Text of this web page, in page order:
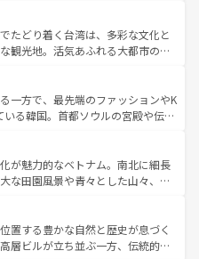
、新着のアメリカ
を参照してほしい。
れる人々を迎えてくれるハワイの
フードやハワイアンミュージッ
など、すべてがハワイの魅力を彩
着のハワイ情報
してほしい。
にそびえるウルル（エアーズロッ
い原生林やケアンズの熱帯雨林な
。また、カフェやワイン、オージ
充実しており、サーフィンやダイ
、アウトドア好きにはたまらな
彩な魅力を存分に味わいつくそ
たどり着く台湾は、多彩な文化と
観光地。活気あふれる大都市の台
である台湾東部など、都市の喧騒
ており、訪れる人に新しい発見と
。また、奥深い台湾の食文化も魅
ーツなど、バラエティ豊かな料理
お、新着の台湾情報は コンテンツ一覧を参
一方で、最先端のファッションやK
る韓国。首都ソウルの宮殿や伝統
四季折々の自然美を楽しむことが
や焼肉、絶品のストリートフード
理が待っている。夜には、韓国な
韓国の多彩な魅力を心ゆくまで味
てみてほしい。 なお、新着の韓国情報はコンテンツ一
が魅力的なベトナム。南北に細長
な田園風景や青々とした山々、世
息づく。ハノイの古い町並みやホ
治時代の建物も、独特の雰囲気を
バラエティの豊かさとおいしさで
置する豊かな自然と歴史が息づく
層ビルが立ち並ぶ一方、伝統的な